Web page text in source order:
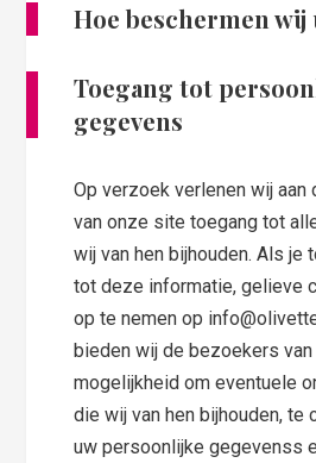
Hoe beschermen wij
Toegang tot
gegevens
Op verzoek verlenen wij aan
van onze site toegang tot
wij van hen bijhouden. Als je
tot deze informatie, gelieve
op te nemen op
bieden wij de bezoekers
mogelijkheid om eventuele
die wij van hen bijhouden, te
uw persoonlijke gegevenss